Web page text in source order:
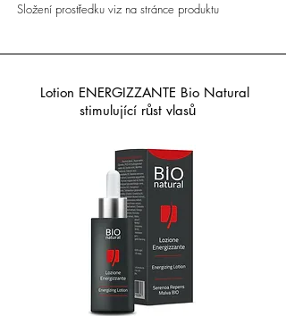
Složení prostředku viz na stránce produktu
Lotion ENERGIZZANTE Bio Natural
stimulující růst vlasů